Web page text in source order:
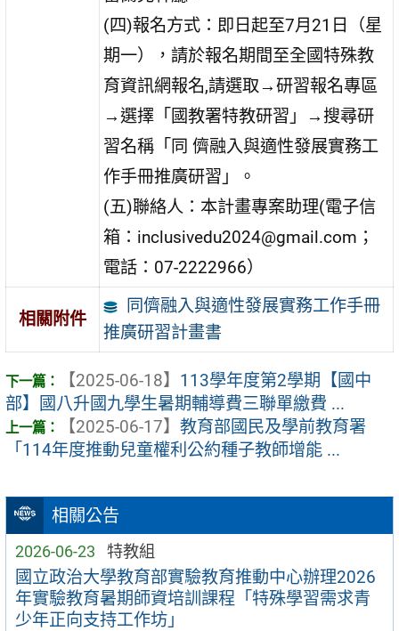
相關公告
2026-06-23 特教組
國立政治大學教育部實驗教育推動中心辦理2026
年實驗教育暑期師資培訓課程「特殊學習需求青
少年正向支持工作坊」
(四)報名方式：即日起至7月21日（星
期一），請於報名期間至全國特殊教
育資訊網報名,請選取→研習報名專區
→選擇「國教署特教研習」→搜尋研
習名稱「同 儕融入與適性發展實務工
作手冊推廣研習」。
(五)聯絡人：本計畫專案助理(電子信
箱：inclusivedu2024@gmail.com；
電話：07-2222966）
相關附件
同儕融入與適性發展實務工作手冊
推廣研習計畫書
【2025-06-18】 113學年度第2學期【國中
部】國八升國九學生暑期輔導費三聯單繳費 ...
【2025-06-17】 教育部國民及學前教育署
「114年度推動兒童權利公約種子教師增能 ...